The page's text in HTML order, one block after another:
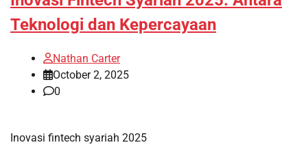
Teknologi dan Kepercayaan
Nathan Carter
October 2, 2025
0
Inovasi fintech syariah 2025